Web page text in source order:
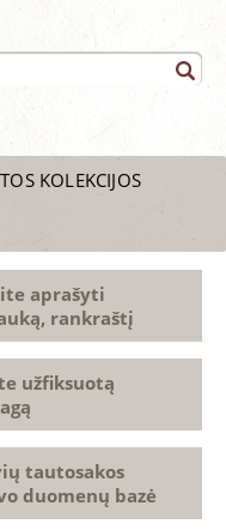
KOLEKCIJOS
aprašyti
rankraštį
užfiksuotą
tautosakos
duomenų bazė